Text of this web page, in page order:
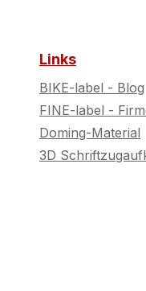
Links
BIKE-label - Blog
FINE-label -
Doming-Material
3D